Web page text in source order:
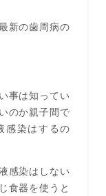
新の歯周病の
事は知ってい
のか親子間で
感染はするの
感染はしない
食器を使うと